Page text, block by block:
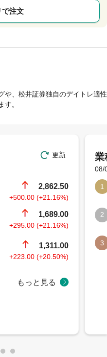
で注文
や、松井証券独自のデイトレ適性
す。